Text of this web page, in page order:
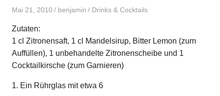
Mai 21, 2010 benjamin Drinks & Cocktails
Zutaten:
1 cl Zitronensaft, 1 cl Mandelsirup, Bitter Lemon (zum
Auffüllen), 1 unbehandelte Zitronenscheibe und 1
Cocktailkirsche (zum Garnieren)
1. Ein Rührglas mit etwa 6